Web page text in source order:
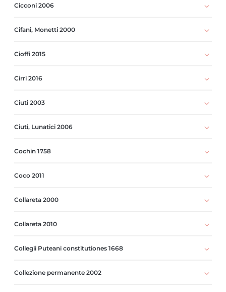
Cicconi 2006
Cifani, Monetti 2000
Cioffi 2015
Cirri 2016
Ciuti 2003
Ciuti, Lunatici 2006
Cochin 1758
Coco 2011
Collareta 2000
Collareta 2010
Collegii Puteani constitutiones 1668
Collezione permanente 2002